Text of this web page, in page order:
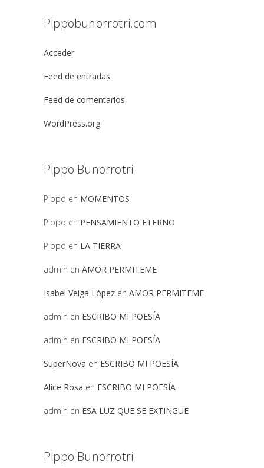
Pippobunorrotri.com
Acceder
Feed de entradas
Feed de comentarios
WordPress.org
Pippo Bunorrotri
Pippo en MOMENTOS
Pippo en PENSAMIENTO ETERNO
Pippo en LA TIERRA
admin en AMOR PERMITEME
Isabel Veiga López en AMOR PERMITEME
admin en ESCRIBO MI POESÍA
admin en ESCRIBO MI POESÍA
SuperNova en ESCRIBO MI POESÍA
Alice Rosa en ESCRIBO MI POESÍA
admin en ESA LUZ QUE SE EXTINGUE
Pippo Bunorrotri